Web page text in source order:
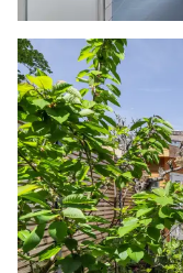
bad, is er een
aanwezig en is
waskommen op
badkamervloer
zijn voorzien
tegeltjes, met
een gestuukt
kast, voor
gesloten vaste